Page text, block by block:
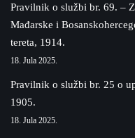
Pravilnik o službi br. 69. –
Mađarske i
tereta, 1914.
18. Jula 2025.
Pravilnik o službi br. 25 o
1905.
18. Jula 2025.